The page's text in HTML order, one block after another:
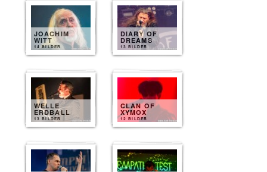
JOACHIM
WITT
14 BILDER
DIARY OF
DREAMS
13 BILDER
WELLE
ERDBALL
13 BILDER
CLAN OF
XYMOX
12 BILDER